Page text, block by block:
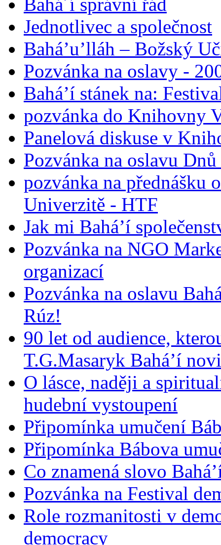
Jednotlivec a společnost
Bahá’u’lláh – Božský
Pozvánka na oslavy -
Bahá’í stánek na:
pozvánka do Knihovny
Panelová diskuse v
Pozvánka na oslavu
pozvánka na přednášku
Univerzitě - HTF
Jak mi Bahá’í
Pozvánka na NGO
organizací
Pozvánka na oslavu
Rúz!
90 let od audience,
T.G.Masaryk Bahá’í
O lásce, naději a
hudební vystoupení
Připomínka umučení
Připomínka Bábova
Co znamená slovo
Pozvánka na Festival
Role rozmanitosti v
democracy